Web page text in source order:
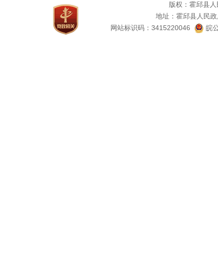
版权：霍邱县
地址：霍邱县人民
网站标识码：3415220046
皖